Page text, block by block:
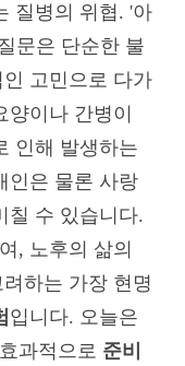
질병의 위협. '아
문은 단순한 불
고민으로 다가
양이나 간병이
인해 발생하는
인은 물론 사랑
칠 수 있습니다.
, 노후의 삶의
하는 가장 현명
입니다. 오늘은
과적으로 준비